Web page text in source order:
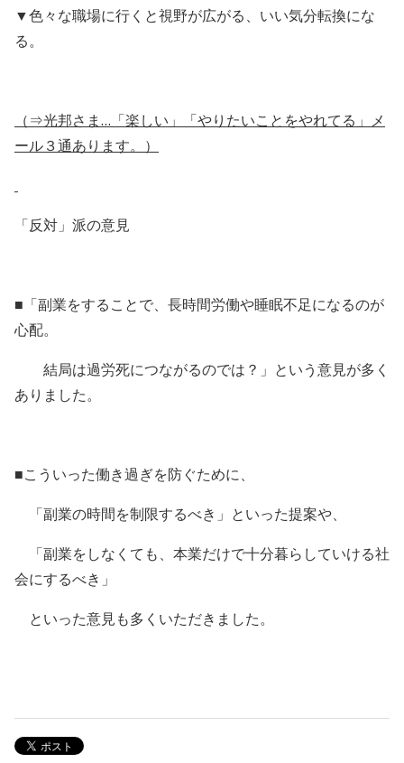
▼色々な職場に行くと視野が広がる、いい気分転換にな
る。
（⇒光邦さま…「楽しい」「やりたいことをやれてる」メ
ール３通あります。）
「反対」派の意見
■「副業をすることで、長時間労働や睡眠不足になるのが
心配。
結局は過労死につながるのでは？」という意見が多く
ありました。
■こういった働き過ぎを防ぐために、
「副業の時間を制限するべき」といった提案や、
「副業をしなくても、本業だけで十分暮らしていける社
会にするべき」
といった意見も多くいただきました。